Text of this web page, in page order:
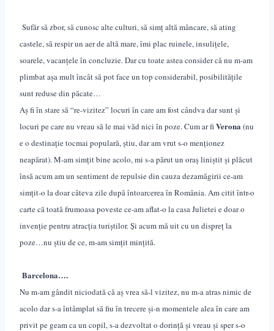
Sufăr să zbor, să cunosc alte culturi, să simț altă mâncare, să ating
castele, să respir un aer de altă mare, îmi plac ruinele, insulițele,
soarele, vacanțele în concluzie. Dar cu toate astea consider că nu m-am
plimbat așa mult încât să pot face un top considerabil, posibilitățile
sunt reduse din păcate…
Aș fi în stare să “re-vizitez” locuri în care am fost cândva dar sunt și
locuri pe care nu vreau să le mai văd nici în poze. Cum ar fiVerona (nu
e o destinație tocmai populară, știu, dar am vrut s-o menționez
neapărat). M-am simțit bine acolo, mi s-a părut un oraș liniștit și plăcut
însă acum am un sentiment de repulsie din cauza dezamăgirii ce-am
simțit-o la doar câteva zile după întoarcerea în România. Am citit într-o
carte că toată frumoasa poveste ce-am aflat-o la casa Julietei e doar o
invenție pentru atracția turiștilor. Și acum mă uit cu un dispreț la
poze…nu știu de ce, m-am simțit mințită.
Barcelona….
Nu m-am gândit niciodată că aș vrea să-l vizitez, nu m-a atras nimic de
acolo dar s-a întâmplat să fiu în trecere și-n momentele alea în care am
privit pe geam ca un copil, s-a dezvoltat o dorință și vreau și sper s-o